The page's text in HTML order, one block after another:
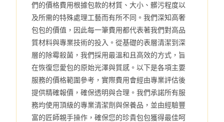
們的價格費用根據包款的材質、大小、髒污程度以
及所需的特殊處理工藝而有所不同。我們深知高奢
包包的價值，因此每一筆費用都代表著我們對高品
質材料與專業技術的投入。從基礎的表層清潔到深
層的除霉殺菌，我們採用最溫和且高效的方式，旨
在恢復您愛包的原始光澤與質感。以下是各項主要
服務的價格範圍參考，實際費用會經由專業評估後
提供精確報價，確保透明與合理。我們承諾所有服
務均使用頂級的專業清潔劑與保養品，並由經驗豐
富的匠師親手操作，確保您的珍貴包包獲得最佳呵